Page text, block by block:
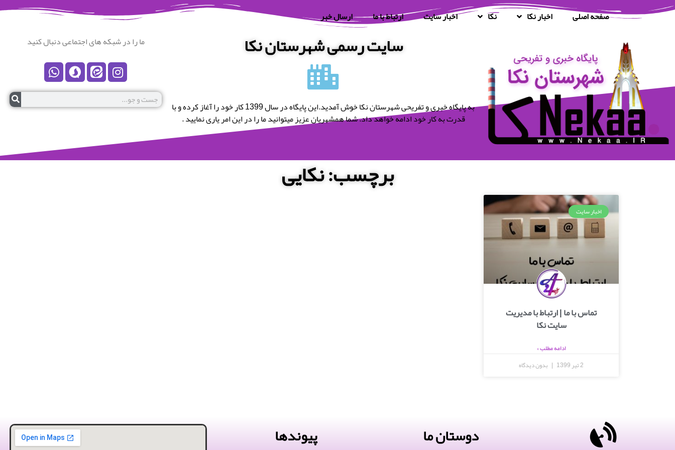
صفحه اصلی اخبار نکا نکا اخبار سایت ارتباط با ما ارسال خبر
سایت رسمی شهرستان نکا
به پایگاه خبری و تفریحی شهرستان نکا خوش آمدید.این پایگاه در سال 1399 کار خود را آغاز کرده و با
قدرت به کار خود ادامه خواهد داد. شما همشهریان عزیز میتوانید ما را در این امر یاری نمایید .
ما را در شبکه های اجتماعی دنبال کنید
برچسب: نکایی
اخبار سایت
تماس با ما | ارتباط با مدیریت
سایت نکا
ادامه مطلب »
2 تیر 1399
بدون دیدگاه
دوستان ما پیوندها